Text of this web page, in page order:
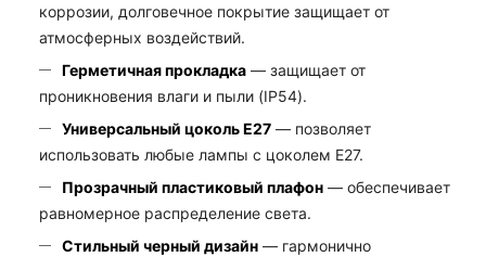
коррозии, долговечное покрытие защищает от
атмосферных воздействий.
Герметичная прокладка — защищает от
проникновения влаги и пыли (IP54).
Универсальный цоколь E27 — позволяет
использовать любые лампы с цоколем E27.
Прозрачный пластиковый плафон — обеспечивает
равномерное распределение света.
Стильный черный дизайн — гармонично